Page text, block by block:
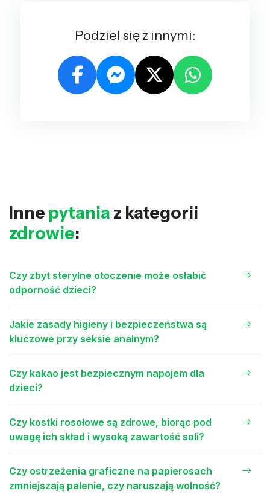
Podziel się z innymi:
Inne pytania z kategorii
zdrowie:
Czy zbyt sterylne otoczenie może osłabić
odporność dzieci?
Jakie zasady higieny i bezpieczeństwa są
kluczowe przy seksie analnym?
Czy kakao jest bezpiecznym napojem dla
dzieci?
Czy kostki rosołowe są zdrowe, biorąc pod
uwagę ich skład i wysoką zawartość soli?
Czy ostrzeżenia graficzne na papierosach
zmniejszają palenie, czy naruszają wolność?